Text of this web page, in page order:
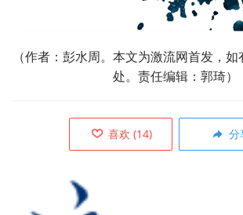
（作者：彭水周。本文为激流网首发，
处。责任编辑：郭琦）
喜欢 (14) 分